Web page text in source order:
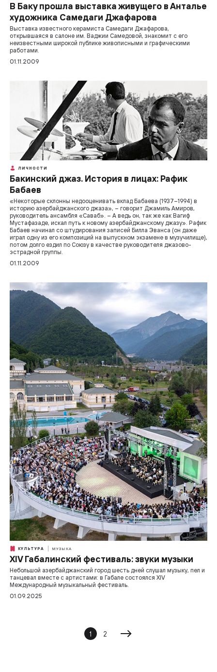
В Баку прошла выставка живущего в Анталье
художника Самедаги Джафарова
Выставка известного керамиста Самедаги Джафарова,
открывшаяся в салоне им. Ваджии Самедовой, знакомит с его
неизвестными широкой публике живописными и графическими
работами.
01.11.2009
ЛИЧНОСТИ
Бакинский джаз. История в лицах: Рафик
Бабаев
«Некоторые склонны недооценивать вклад Бабаева (1937–1994) в
историю азербайджанского джаза», – говорит Джамиль Амиров,
руководитель ансамбля «Саваб». – А ведь он, так же как Вагиф
Мустафазаде, искал путь к новому азербайджанскому джазу». Рафик
Бабаев начинал со штудирования записей Билла Эванса (он даже
играл одну из его композиций на выпускном экзамене в музучилище),
потом долго ездил по Союзу в качестве руководителя джазово-
эстрадной группы.
01.11.2009
КУЛЬТУРА МУЗЫКА
XIV Габалинский фестиваль: звуки музыки
Небольшой азербайджанский город шесть дней слушал музыку, пел и
танцевал вместе с артистами: в Габале состоялся XIV
Международный музыкальный фестиваль.
01.09.2025
1 2